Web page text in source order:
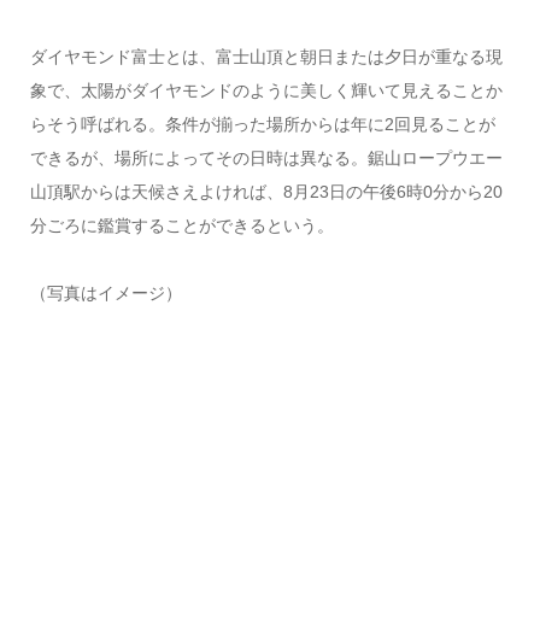
ダイヤモンド富士とは、富士山頂と朝日または夕日が重なる現
象で、太陽がダイヤモンドのように美しく輝いて見えることか
らそう呼ばれる。条件が揃った場所からは年に2回見ることが
できるが、場所によってその日時は異なる。鋸山ロープウエー
山頂駅からは天候さえよければ、8月23日の午後6時0分から20
分ごろに鑑賞することができるという。
（写真はイメージ）